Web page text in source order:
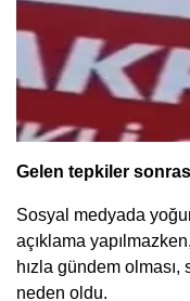
Gelen tepkiler
Sosyal medyada
açıklama
hızla gündem olması,
neden oldu.